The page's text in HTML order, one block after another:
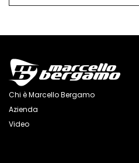
Chi è Marcello Bergamo
Azienda
Video